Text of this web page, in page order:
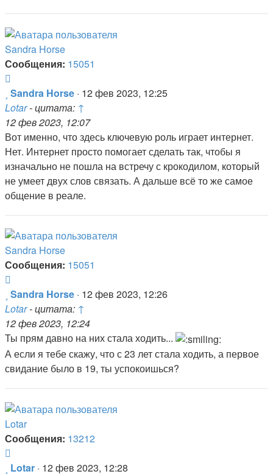
Sandra Horse
Сообщения: 15051
Сообщение
Sandra Horse · 12 фев 2023, 12:25
Lotar- цитата: ↑
12 фев 2023, 12:07
Вот именно, что здесь ключевую роль играет интернет.
Нет. Интернет просто помогает сделать так, чтобы я
изначально не пошла на встречу с крокодилом, который
не умеет двух слов связать. А дальше всё то же самое
общение в реале.
Sandra Horse
Сообщения: 15051
Сообщение
Sandra Horse · 12 фев 2023, 12:26
Lotar- цитата: ↑
12 фев 2023, 12:24
Ты прям давно на них стала ходить...
А если я тебе скажу, что с 23 лет стала ходить, а первое
свидание было в 19, ты успокоишься?
Lotar
Сообщения: 13212
Сообщение
Lotar · 12 фев 2023, 12:28